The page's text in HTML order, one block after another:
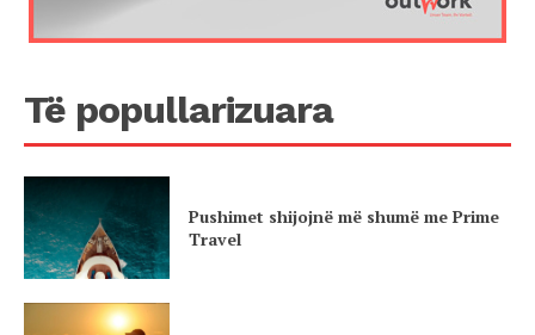
Të popullarizuara
Pushimet shijojnë më shumë me Prime
Travel